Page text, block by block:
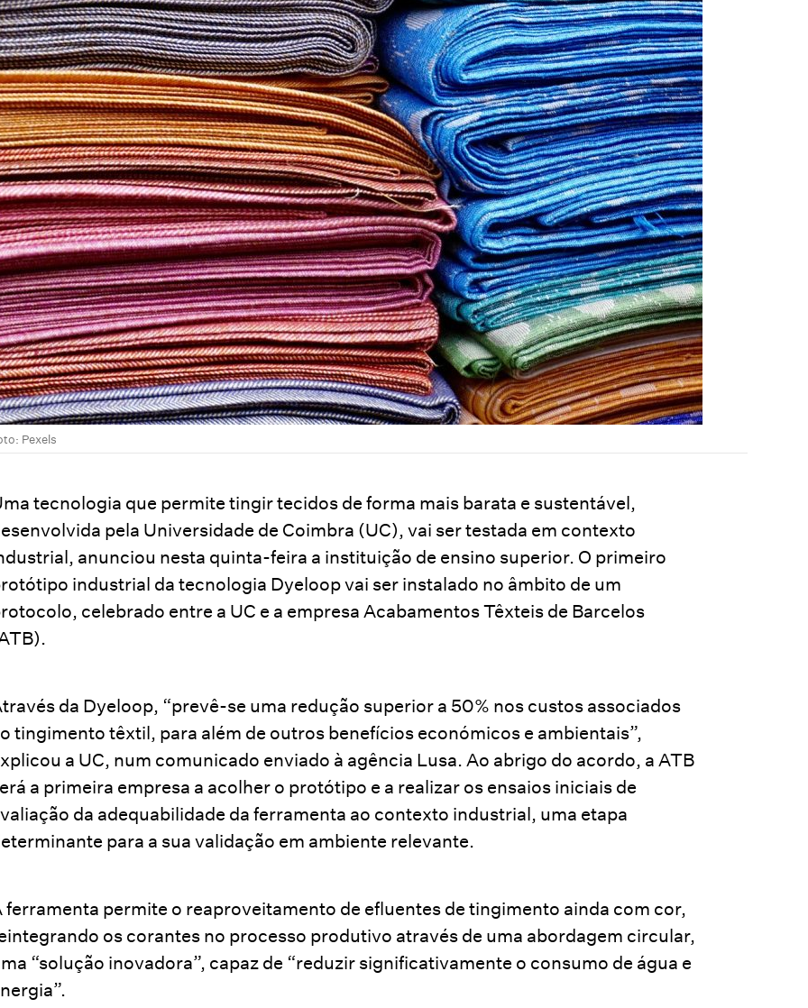
Pexels
tecnologia que permite tingir tecidos de forma mais barata e sustentável,
pela Universidade de Coimbra (UC), vai ser testada em contexto
anunciou nesta quinta-feira a instituição de ensino superior. O primeiro
industrial da tecnologia Dyeloop vai ser instalado no âmbito de um
celebrado entre a UC e a empresa Acabamentos Têxteis de Barcelos
da Dyeloop, “prevê-se uma redução superior a 50% nos custos associados
tingimento têxtil, para além de outros benefícios económicos e ambientais”,
a UC, num comunicado enviado à agência Lusa. Ao abrigo do acordo, a ATB
a primeira empresa a acolher o protótipo e a realizar os ensaios iniciais de
da adequabilidade da ferramenta ao contexto industrial, uma etapa
para a sua validação em ambiente relevante.
ferramenta permite o reaproveitamento de efluentes de tingimento ainda com cor,
os corantes no processo produtivo através de uma abordagem circular,
“solução inovadora”, capaz de “reduzir significativamente o consumo de água e